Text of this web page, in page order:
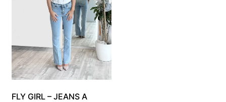
FLY GIRL – JEANS A